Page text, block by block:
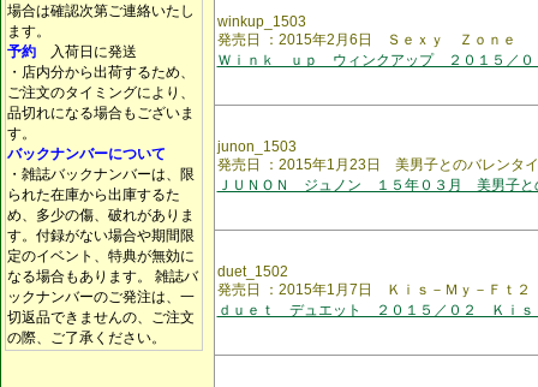
場合は確認次第ご連絡いたし
ます。
予約 入荷日に発送
・店内分から出荷するため、
ご注文のタイミングにより、
品切れになる場合もございま
す。
バックナンバーについて
・雑誌バックナンバーは、限
られた在庫から出庫するた
め、多少の傷、破れがありま
す。付録がない場合や期間限
定のイベント、特典が無効に
なる場合もあります。 雑誌バ
ックナンバーのご発注は、一
切返品できませんの、ご注文
の際、ご了承ください。
winkup_1503
発売日 ：2015年2月6日 Ｓｅｘｙ Ｚｏｎｅ
Ｗｉｎｋ ｕｐ ウィンクアップ ２０１５／０
junon_1503
発売日 ：2015年1月23日 美男子とのバレンタ
ＪＵＮＯＮ ジュノン １５年０３月 美男子と
duet_1502
発売日 ：2015年1月7日 Ｋｉｓ－Ｍｙ－Ｆｔ２
ｄｕｅｔ デュエット ２０１５／０２ Ｋｉｓ